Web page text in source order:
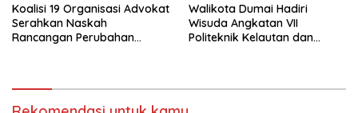
Koalisi 19 Organisasi Advokat
Serahkan Naskah
Rancangan Perubahan
Walikota Dumai Hadiri
Wisuda Angkatan VII
Politeknik Kelautan dan